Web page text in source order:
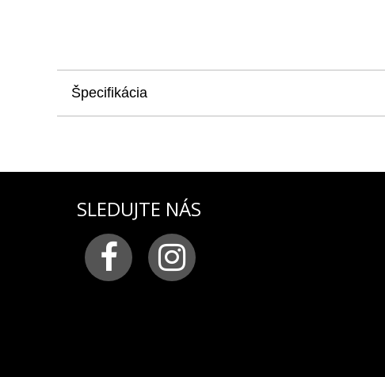
Špecifikácia
pracka:chirurgická oceľ v čiernej PVD úprave s logom
nový originálny pružný silikónový remienok, ktorý
EUROPE so šírkou remienka 24 mm
Silikonový remienok sa odporúča hlavne tým, ktorí
- je vyrobený z kvalitného silikónu využívaného na
- neobsahuje v sebe vodu a preto sa ani časom nestáva
SLEDUJTE NÁS